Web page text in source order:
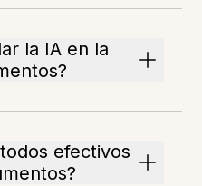
la IA en la
efectivos